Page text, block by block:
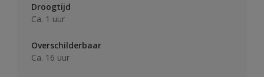
Droogtijd
Ca. 1 uur
Overschilderbaar
Ca. 16 uur